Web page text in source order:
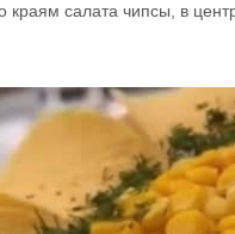
краям салата чипсы, в